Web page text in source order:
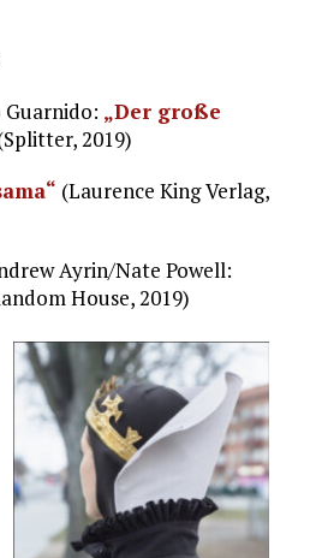
Guarnido: „Der große
2019)
(Laurence King Verlag,
Ayrin/Nate Powell:
House, 2019)